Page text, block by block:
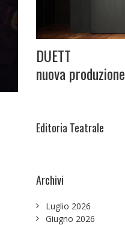
DUETT
nuova produzione
Editoria Teatrale
Archivi
Luglio 2026
Giugno 2026